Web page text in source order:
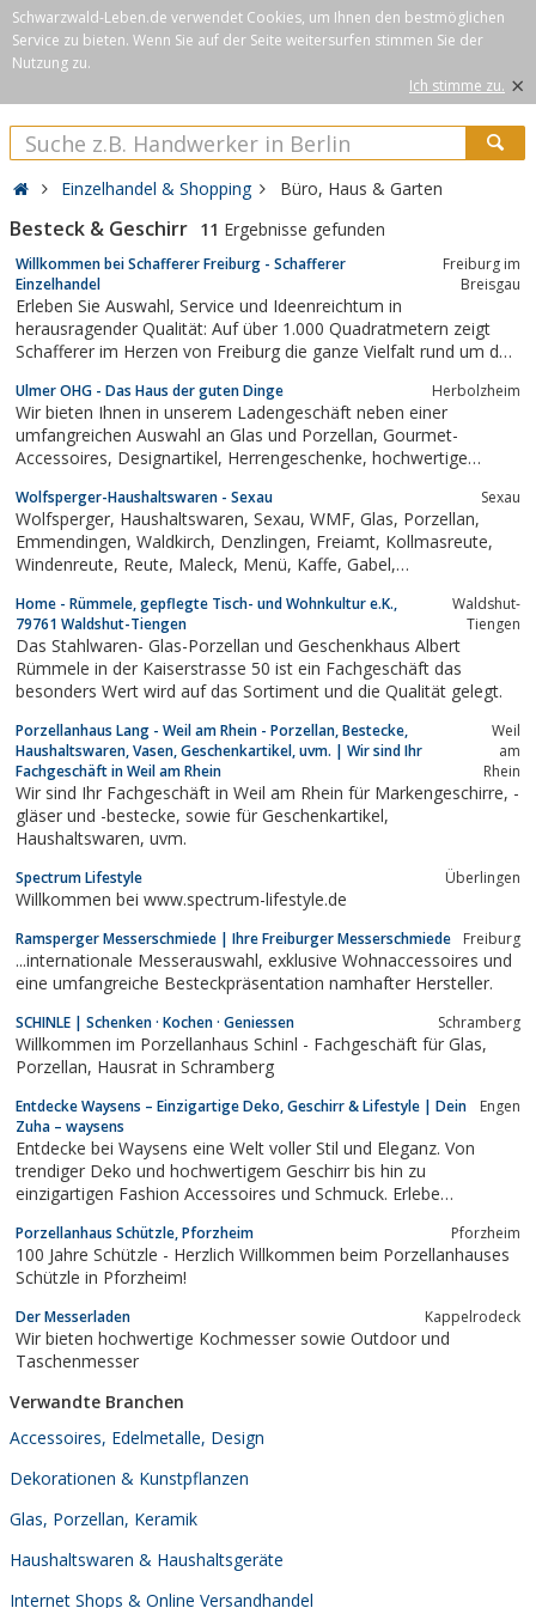
Schwarzwald-Leben.de verwendet Cookies, um Ihnen den bestmöglichen
Service zu bieten. Wenn Sie auf der Seite weitersurfen stimmen Sie der
Nutzung zu.
Ich stimme zu. ×
Einzelhandel & Shopping Büro, Haus & Garten
Besteck & Geschirr 11 Ergebnisse gefunden
Willkommen bei Schafferer Freiburg - Schafferer
Einzelhandel
Freiburg im
Breisgau
Erleben Sie Auswahl, Service und Ideenreichtum in
herausragender Qualität: Auf über 1.000 Quadratmetern zeigt
Schafferer im Herzen von Freiburg die ganze Vielfalt rund um das
schönen Dinge des Lebens.
Ulmer OHG - Das Haus der guten Dinge Herbolzheim
Wir bieten Ihnen in unserem Ladengeschäft neben einer
umfangreichen Auswahl an Glas und Porzellan, Gourmet-
Accessoires, Designartikel, Herrengeschenke, hochwertige
Feinkostabteilung mit Gewürzen, Weinen, Schokoladen und
Tischwäsche an.
Wolfsperger-Haushaltswaren - Sexau Sexau
Wolfsperger, Haushaltswaren, Sexau, WMF, Glas, Porzellan,
Emmendingen, Waldkirch, Denzlingen, Freiamt, Kollmasreute,
Windenreute, Reute, Maleck, Menü, Kaffe, Gabel,
Schneebesen, Kelch, Longdrink, Weizenbierglas, Biertulpe,
Pfanne, Kanne,...
Home - Rümmele, gepflegte Tisch- und Wohnkultur e.K.,
79761 Waldshut-Tiengen
Waldshut-
Tiengen
Das Stahlwaren- Glas-Porzellan und Geschenkhaus Albert
Rümmele in der Kaiserstrasse 50 ist ein Fachgeschäft das
besonders Wert wird auf das Sortiment und die Qualität gelegt.
Porzellanhaus Lang - Weil am Rhein - Porzellan, Bestecke,
Haushaltswaren, Vasen, Geschenkartikel, uvm. | Wir sind Ihr
Fachgeschäft in Weil am Rhein
Weil
am
Rhein
Wir sind Ihr Fachgeschäft in Weil am Rhein für Markengeschirre, -
gläser und -bestecke, sowie für Geschenkartikel,
Haushaltswaren, uvm.
Spectrum Lifestyle Überlingen
Willkommen bei www.spectrum-lifestyle.de
Ramsperger Messerschmiede | Ihre Freiburger Messerschmiede Freiburg
...internationale Messerauswahl, exklusive Wohnaccessoires und
eine umfangreiche Besteckpräsentation namhafter Hersteller.
SCHINLE | Schenken · Kochen · Geniessen Schramberg
Willkommen im Porzellanhaus Schinl - Fachgeschäft für Glas,
Porzellan, Hausrat in Schramberg
Entdecke Waysens – Einzigartige Deko, Geschirr & Lifestyle | Dein
Zuha – waysens
Engen
Entdecke bei Waysens eine Welt voller Stil und Eleganz. Von
trendiger Deko und hochwertigem Geschirr bis hin zu
einzigartigen Fashion Accessoires und Schmuck. Erlebe
mit Waysens ein Zuhause, das deine Persönlichkeit widerspiegelt.
Porzellanhaus Schützle, Pforzheim Pforzheim
100 Jahre Schützle - Herzlich Willkommen beim Porzellanhauses
Schützle in Pforzheim!
Der Messerladen Kappelrodeck
Wir bieten hochwertige Kochmesser sowie Outdoor und
Taschenmesser
Verwandte Branchen
Accessoires, Edelmetalle, Design
Dekorationen & Kunstpflanzen
Glas, Porzellan, Keramik
Haushaltswaren & Haushaltsgeräte
Internet Shops & Online Versandhandel